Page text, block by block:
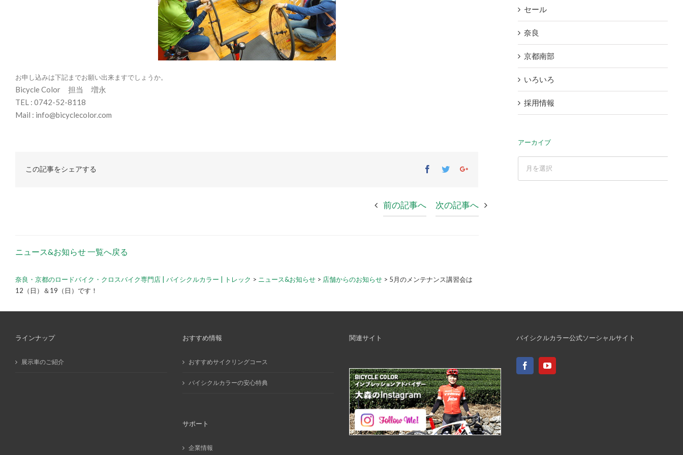
お申し込みは下記までお願い出来ますでしょうか。
Bicycle Color 担当 増永
TEL : 0742-52-8118
Mail : info@bicyclecolor.com
この記事をシェアする Facebook
TwitterGoogle+
前の記事へ 次の記事へ
ニュース&お知らせ 一覧へ戻る
奈良・京都のロードバイク・クロスバイク専門店 | バイシクルカラー | トレック > ニュース&お知らせ > 店舗からのお知らせ > 5月のメンテナンス講習会は
12（日）＆19（日）です！
セール
奈良
京都南部
いろいろ
採用情報
アーカイブ
ラインナップ
展示車のご紹介
おすすめ情報
おすすめサイクリングコース
バイシクルカラーの安心特典
サポート
企業情報
関連サイト バイシクルカラー公式ソーシャルサイト